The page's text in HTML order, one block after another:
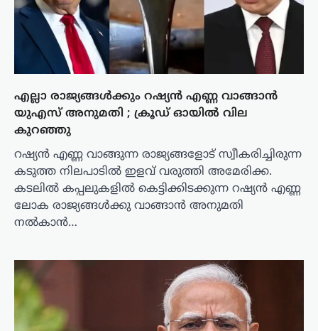
എല്ലാ രാജ്യങ്ങൾക്കും റഷ്യൻ എണ്ണ വാങ്ങാൻ
യുഎസ് അനുമതി ; ക്രൂഡ് ഓയിൽ വില
കുറഞ്ഞു
റഷ്യൻ എണ്ണ വാങ്ങുന്ന രാജ്യങ്ങളോട് സ്വീകരിച്ചിരുന്ന
കടുത്ത നിലപാടിൽ ഇളവ് വരുത്തി അമേരിക്ക.
കടലിൽ കപ്പലുകളിൽ കെട്ടിക്കിടക്കുന്ന റഷ്യൻ എണ്ണ
ലോക രാജ്യങ്ങൾക്കു വാങ്ങാൻ അനുമതി
നൽകാൻ…